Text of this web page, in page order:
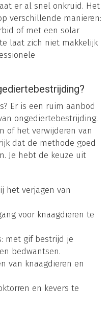
er al snel onkruid. Het
verschillende manieren:
of met een solar
laat zich niet makkelijk
Er is een ruim aanbod
ongediertebestrijding.
of het verwijderen van
dat de methode goed
Je hebt de keuze uit
het verjagen van
voor knaagdieren te
met gif bestrijd je
bedwantsen.
van knaagdieren en
en kevers te